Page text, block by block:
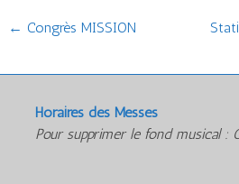
Post
← Congrès MISSION
Horaires des Messes
Pour supprimer le fond musical :